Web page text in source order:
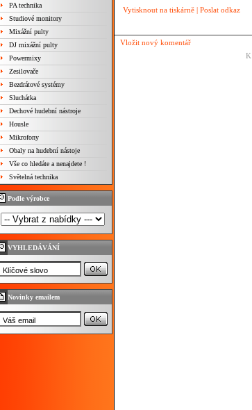
PA technika
Studiové monitory
Mixážní pulty
DJ mixážní pulty
Powermixy
Zesilovače
Bezdrátové systémy
Sluchátka
Dechové hudební nástroje
Housle
Mikrofony
Obaly na hudební nástoje
Vše co hledáte a nenajdete !
Světelná technika
Podle výrobce
VYHLEDÁVÁNÍ
Novinky emailem
Vytisknout na tiskárně | Poslat odkaz
Vložit nový komentář
K